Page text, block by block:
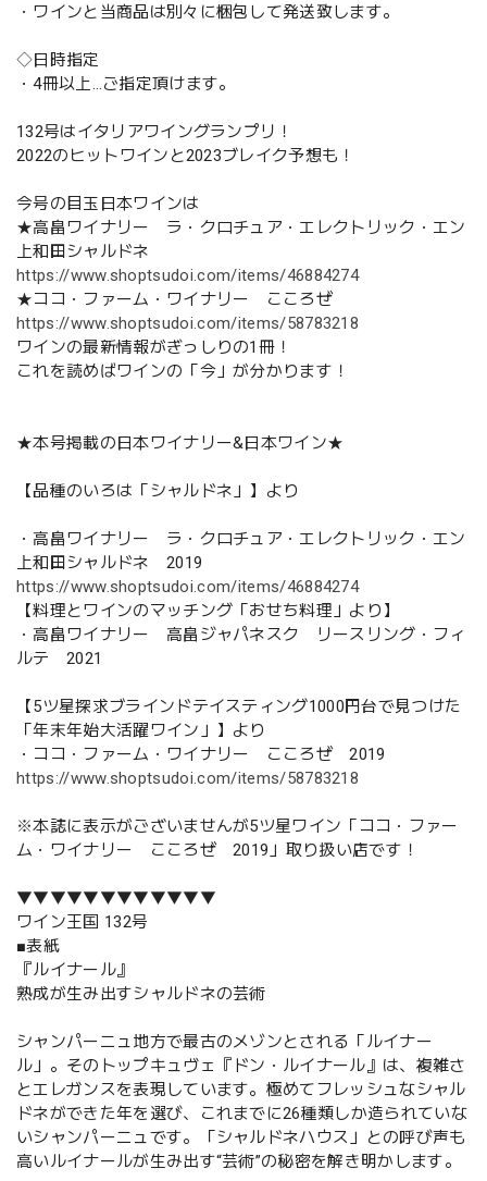
・ワインと当商品は別々に梱包して発送致します。
◇日時指定
・4冊以上…ご指定頂けます。
132号はイタリアワイングランプリ！
2022のヒットワインと2023ブレイク予想も！
今号の目玉日本ワインは
★高畠ワイナリー ラ・クロチュア・エレクトリック・エン
上和田シャルドネ
https://www.shoptsudoi.com/items/46884274
★ココ・ファーム・ワイナリー こころぜ
https://www.shoptsudoi.com/items/58783218
ワインの最新情報がぎっしりの1冊！
これを読めばワインの「今」が分かります！
★本号掲載の日本ワイナリー&日本ワイン★
【品種のいろは「シャルドネ」】より
・高畠ワイナリー ラ・クロチュア・エレクトリック・エン
上和田シャルドネ 2019
https://www.shoptsudoi.com/items/46884274
【料理とワインのマッチング「おせち料理」より】
・高畠ワイナリー 高畠ジャパネスク リースリング・フィ
ルテ 2021
【5ツ星探求ブラインドテイスティング1000円台で見つけた
「年末年始大活躍ワイン」】より
・ココ・ファーム・ワイナリー こころぜ 2019
https://www.shoptsudoi.com/items/58783218
※本誌に表示がございませんが5ツ星ワイン「ココ・ファー
ム・ワイナリー こころぜ 2019」取り扱い店です！
▼▼▼▼▼▼▼▼▼▼▼▼
ワイン王国 132号
■表紙
『ルイナール』
熟成が生み出すシャルドネの芸術
シャンパーニュ地方で最古のメゾンとされる「ルイナー
ル」。そのトップキュヴェ『ドン・ルイナール』は、複雑さ
とエレガンスを表現しています。極めてフレッシュなシャル
ドネができた年を選び、これまでに26種類しか造られていな
いシャンパーニュです。「シャルドネハウス」との呼び声も
高いルイナールが生み出す“芸術”の秘密を解き明かします。